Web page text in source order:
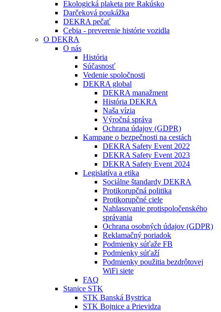
Ekologická plaketa pre Rakúsko
Darčeková poukážka
DEKRA pečať
Cebia - preverenie histórie vozidla
O DEKRA
O nás
História
Súčasnosť
Vedenie spoločnosti
DEKRA global
DEKRA manažment
História DEKRA
Naša vízia
Výročná správa
Ochrana údajov (GDPR)
Kampane o bezpečnosti na cestách
DEKRA Safety Event 2022
DEKRA Safety Event 2023
DEKRA Safety Event 2024
Legislatíva a etika
Sociálne štandardy DEKRA
Protikorupčná politika
Protikorupčné ciele
Nahlasovanie protispoločenského
správania
Ochrana osobných údajov (GDPR)
Reklamačný poriadok
Podmienky súťaže FB
Podmienky súťaží
Podmienky použitia bezdrôtovej
WiFi siete
FAQ
Stanice STK
STK Banská Bystrica
STK Bojnice a Prievidza